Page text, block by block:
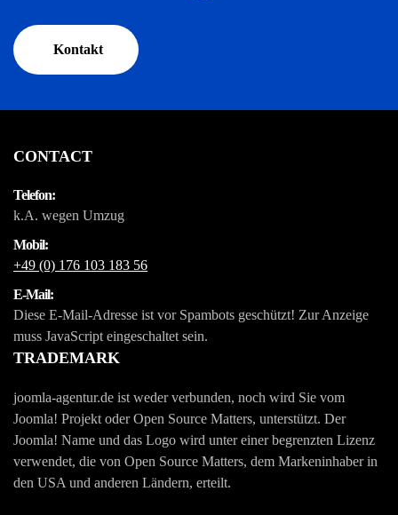
Kontakt
CONTACT
Telefon:
k.A. wegen Umzug
Mobil:
+49 (0) 176 103 183 56
E-Mail:
Diese E-Mail-Adresse ist vor Spambots geschützt! Zur Anzeige
muss JavaScript eingeschaltet sein.
TRADEMARK
joomla-agentur.de ist weder verbunden, noch wird Sie vom
Joomla! Projekt oder Open Source Matters, unterstützt. Der
Joomla! Name und das Logo wird unter einer begrenzten Lizenz
verwendet, die von Open Source Matters, dem Markeninhaber in
den USA und anderen Ländern, erteilt.